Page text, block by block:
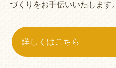
づくりをお手伝いいたします。
詳しくはこちら